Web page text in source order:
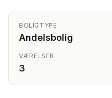
BOLIGTYPE
Andelsbolig
VÆRELSER
3